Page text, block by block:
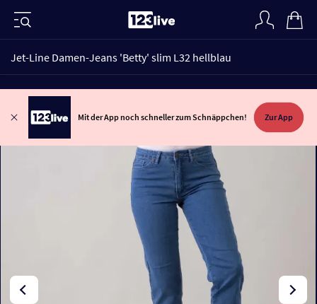
Jet-Line Damen-Jeans 'Betty' slim L32 hellblau
Mit der App noch schneller zum Schnäppchen! Zur App